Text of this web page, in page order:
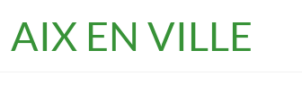
AIX EN VILLE